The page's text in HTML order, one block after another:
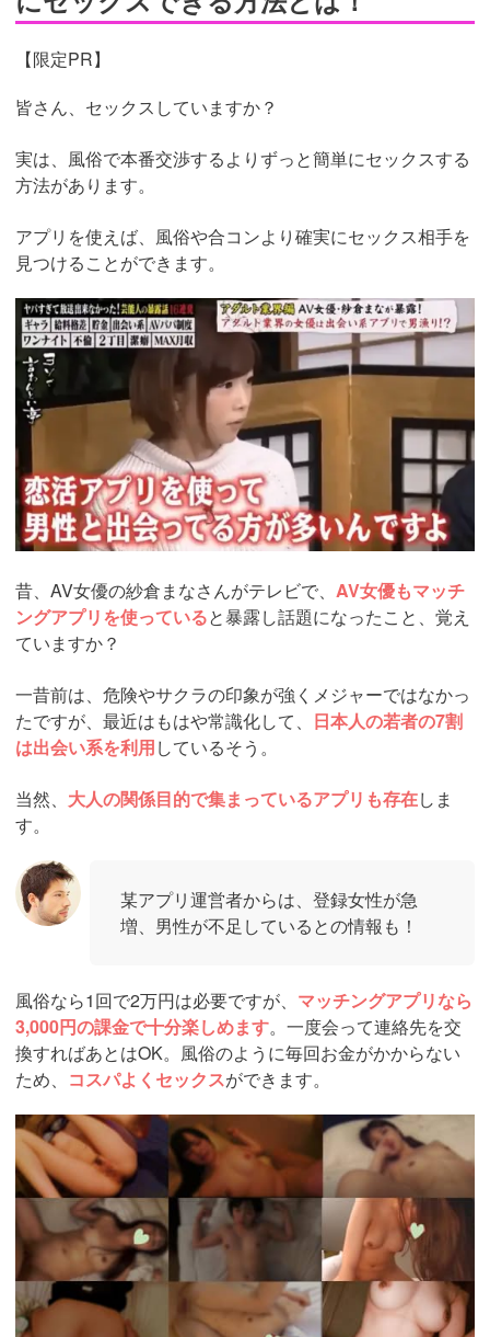
【限定PR】
皆さん、セックスしていますか？
実は、風俗で本番交渉するよりずっと簡単にセックスする
方法があります。
アプリを使えば、風俗や合コンより確実にセックス相手を
見つけることができます。
https://pcmax.jp/lp/?
ad_id=rm307152
昔、AV女優の紗倉まなさんがテレビで、 AV女優もマッチ
ングアプリを使っていると暴露し話題になったこと、覚え
ていますか？
一昔前は、危険やサクラの印象が強くメジャーではなかっ
たですが、最近はもはや常識化して、 日本人の若者の7割
は出会い系を利用しているそう。
当然、 大人の関係目的で集まっているアプリも存在しま
す。
某アプリ運営者からは、登録女性が急
増、男性が不足しているとの情報も！
風俗なら1回で2万円は必要ですが、 マッチングアプリなら
3,000円の課金で十分楽しめます。一度会って連絡先を交
換すればあとはOK。風俗のように毎回お金がかからない
ため、 コスパよくセックスができます。
https://pcmax.jp/lp/?
ad_id=rm307152